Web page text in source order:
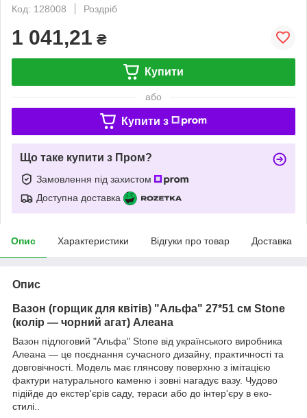
Код: 128008
Роздріб
1 041,21 ₴
Купити
або
Купити з
Що таке купити з Пром?
Замовлення під захистом
Доступна доставка
Опис Характеристики Відгуки про товар Доставка
Опис
Вазон (горщик для квітів) "Альфа" 27*51 см Stone
(колір — чорний агат) Алеана
Вазон підлоговий "Альфа" Stone від українського виробника
Алеана — це поєднання сучасного дизайну, практичності та
довговічності. Модель має глянсову поверхню з імітацією
фактури натурального каменю і зовні нагадує вазу. Чудово
підійде до екстер'єрів саду, тераси або до інтер'єру в еко-
стилі..